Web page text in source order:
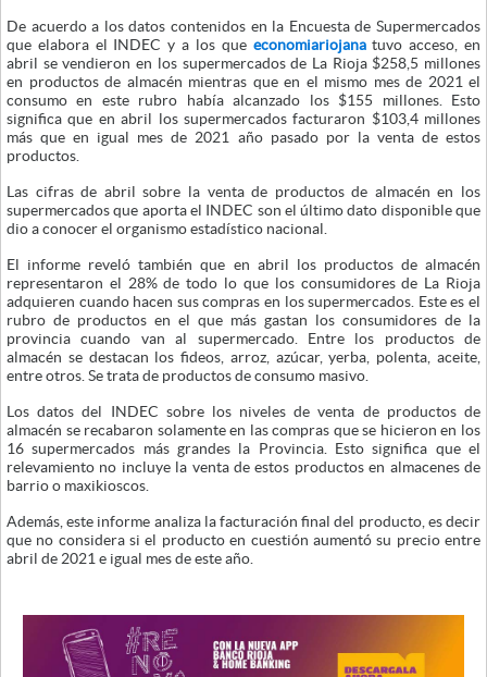
De acuerdo a los datos contenidos en la Encuesta de Supermercados
que elabora el INDEC y a los que economiariojanatuvo acceso, en
abril se vendieron en los supermercados de La Rioja $258,5 millones
en productos de almacén mientras que en el mismo mes de 2021 el
consumo en este rubro había alcanzado los $155 millones. Esto
significa que en abril los supermercados facturaron $103,4 millones
más que en igual mes de 2021 año pasado por la venta de estos
productos.
Las cifras de abril sobre la venta de productos de almacén en los
supermercados que aporta el INDEC son el último dato disponible que
dio a conocer el organismo estadístico nacional.
El informe reveló también que en abril los productos de almacén
representaron el 28% de todo lo que los consumidores de La Rioja
adquieren cuando hacen sus compras en los supermercados. Este es el
rubro de productos en el que más gastan los consumidores de la
provincia cuando van al supermercado. Entre los productos de
almacén se destacan los fideos, arroz, azúcar, yerba, polenta, aceite,
entre otros. Se trata de productos de consumo masivo.
Los datos del INDEC sobre los niveles de venta de productos de
almacén se recabaron solamente en las compras que se hicieron en los
16 supermercados más grandes la Provincia. Esto significa que el
relevamiento no incluye la venta de estos productos en almacenes de
barrio o maxikioscos.
Además, este informe analiza la facturación final del producto, es decir
que no considera si el producto en cuestión aumentó su precio entre
abril de 2021 e igual mes de este año.